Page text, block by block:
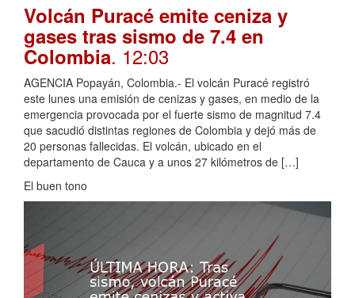
Volcán Puracé emite ceniza y
gases tras sismo de 7.4 en
Colombia. 12:03
AGENCIA Popayán, Colombia.- El volcán Puracé registró
este lunes una emisión de cenizas y gases, en medio de la
emergencia provocada por el fuerte sismo de magnitud 7.4
que sacudió distintas regiones de Colombia y dejó más de
20 personas fallecidas. El volcán, ubicado en el
departamento de Cauca y a unos 27 kilómetros de […]
El buen tono